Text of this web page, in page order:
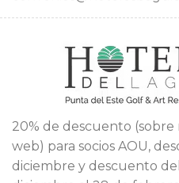
20% de descuento
web) para socios AOU,
diciembre y descuento